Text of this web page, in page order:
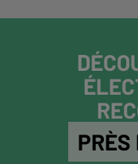
PRÈS